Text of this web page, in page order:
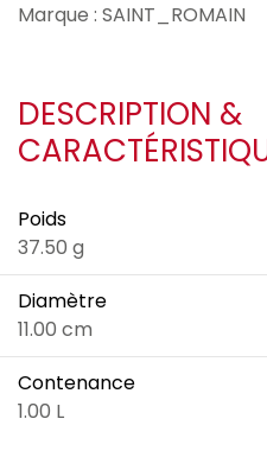
Marque : SAINT_ROMAIN
DESCRIPTION &
Poids
37.50 g
Diamètre
11.00 cm
Contenance
1.00 L